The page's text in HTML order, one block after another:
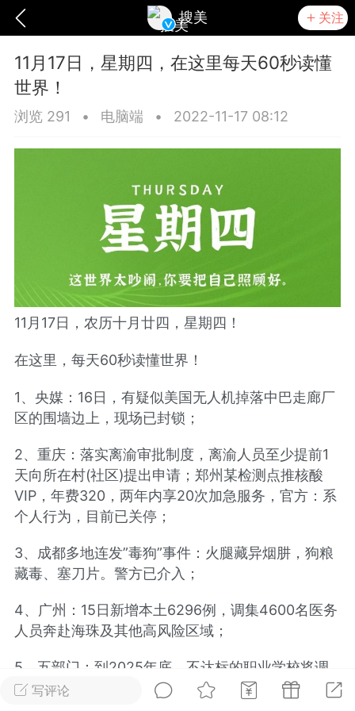
搜美 关注
爆汗熊 卡卡动能素 无创溶斑术
美业357 芯诗妍
每次200金币
脂
卡卡动能素
皇斯普拉雅
建术
DRYY面膜 微晶溶斑术
爆款平台 Lv.8 靓号
加盟商
26 23:18
电脑端 美业资讯
闪充小白罐
本/双效闪充，养出紧致小白脸！一、项
产品）×极光嫩肤啫喱（产品）这是一套
护...写评论
11月17日，星期四，在这里每天60秒读懂
世界！
浏览 291 • 电脑端 • 2022-11-17 08:12
11月17日，农历十月廿四，星期四！
在这里，每天60秒读懂世界！
1、央媒：16日，有疑似美国无人机掉落中巴走廊厂
区的围墙边上，现场已封锁；
2、重庆：落实离渝审批制度，离渝人员至少提前1
天向所在村(社区)提出申请；郑州某检测点推核酸
VIP，年费320，两年内享20次加急服务，官方：系
个人行为，目前已关停；
3、成都多地连发”毒狗”事件：火腿藏异烟肼，狗粮
藏毒、塞刀片。警方已介入；
4、广州：15日新增本土6296例，调集4600名医务
人员奔赴海珠及其他高风险区域；
5、五部门：到2025年底，不达标的职业学校将调
减招生计划；